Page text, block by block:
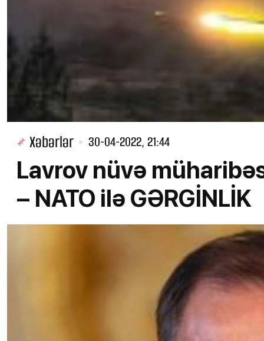
Xəbərlər 30-04-2022, 21:44
Lavrov nüvə
– NATO ilə GƏRGİNLİK